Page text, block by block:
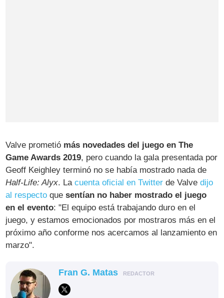
Valve prometió más novedades del juego en The
Game Awards 2019, pero cuando la gala presentada por
Geoff Keighley terminó no se había mostrado nada de
Half-Life: Alyx. Lacuenta oficial en Twitter de Valvedijo
al respecto quesentían no haber mostrado el juego
en el evento: "El equipo está trabajando duro en el
juego, y estamos emocionados por mostraros más en el
próximo año conforme nos acercamos al lanzamiento en
marzo".
Fran G. Matas REDACTOR